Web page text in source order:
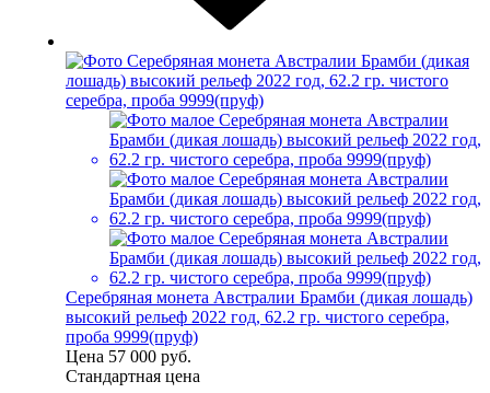
Серебряная монета Австралии Брамби (дикая лошадь)
высокий рельеф 2022 год, 62.2 гр. чистого серебра,
проба 9999(пруф)
Цена 57 000 руб.
Стандартная цена